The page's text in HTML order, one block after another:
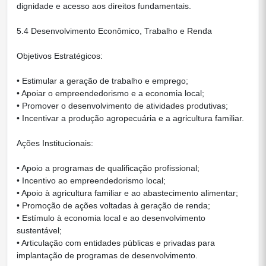
dignidade e acesso aos direitos fundamentais.
5.4 Desenvolvimento Econômico, Trabalho e Renda
Objetivos Estratégicos:
• Estimular a geração de trabalho e emprego;
• Apoiar o empreendedorismo e a economia local;
• Promover o desenvolvimento de atividades produtivas;
• Incentivar a produção agropecuária e a agricultura familiar.
Ações Institucionais:
• Apoio a programas de qualificação profissional;
• Incentivo ao empreendedorismo local;
• Apoio à agricultura familiar e ao abastecimento alimentar;
• Promoção de ações voltadas à geração de renda;
• Estímulo à economia local e ao desenvolvimento
sustentável;
• Articulação com entidades públicas e privadas para
implantação de programas de desenvolvimento.